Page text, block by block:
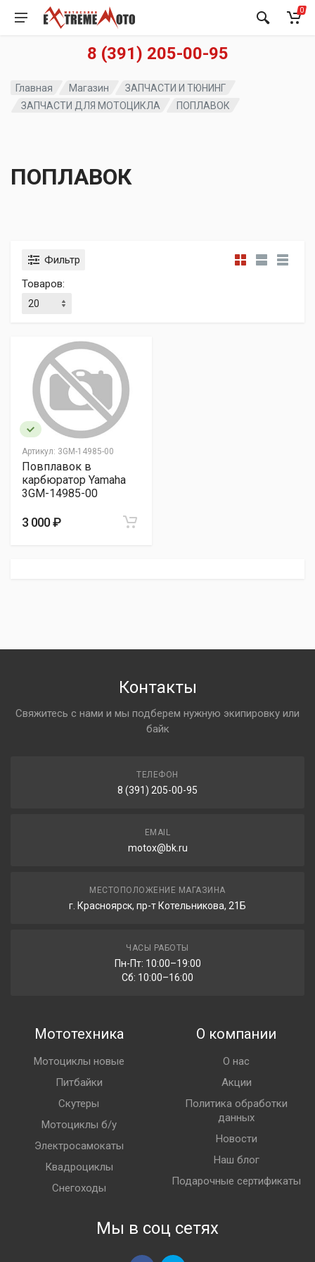
0
8 (391) 205-00-95
Главная Магазин
ЗАПЧАСТИ И ТЮНИНГ
ЗАПЧАСТИ ДЛЯ МОТОЦИКЛА
ПОПЛАВОК
ПОПЛАВОК
Фильтр
Товаров:
Артикул: 3GM-14985-00
Повплавок в
карбюратор Yamaha
3GM-14985-00
3 000 ₽
Контакты
Свяжитесь с нами и мы подберем нужную экипировку или
байк
ТЕЛЕФОН
8 (391) 205-00-95
EMAIL
motox@bk.ru
МЕСТОПОЛОЖЕНИЕ МАГАЗИНА
г. Красноярск, пр-т Котельникова, 21Б
ЧАСЫ РАБОТЫ
Пн-Пт: 10:00–19:00
Сб: 10:00–16:00
Мототехника
Мотоциклы новые
Питбайки
Скутеры
Мотоциклы б/у
Электросамокаты
Квадроциклы
Снегоходы
О компании
О нас
Акции
Политика обработки
данных
Новости
Наш блог
Подарочные сертификаты
Мы в соц сетях